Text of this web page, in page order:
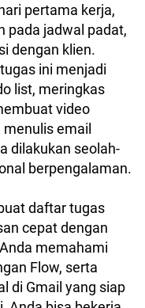
pertama kerja,
pada jadwal padat,
dengan klien.
ini menjadi
list, meringkas
video
email
dilakukan seolah-
berpengalaman.
daftar tugas
cepat dengan
memahami
Flow, serta
di Gmail yang siap